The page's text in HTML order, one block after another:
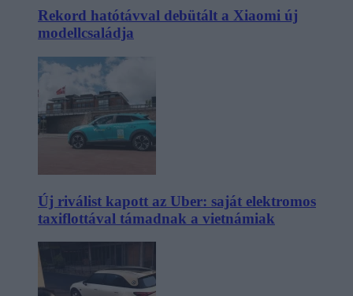
Rekord hatótávval debütált a Xiaomi új
modellcsaládja
Új riválist kapott az Uber: saját elektromos
taxiflottával támadnak a vietnámiak